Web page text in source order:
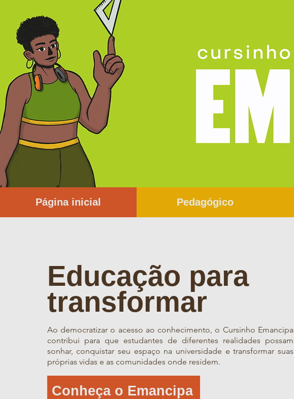
Página inicial Pedagógico
Educação para
transformar
Ao democratizar o acesso ao conhecimento, o Cursinho Emancipa
contribui para que estudantes de diferentes realidades possam
sonhar, conquistar seu espaço na universidade e transformar suas
próprias vidas e as comunidades onde residem.
Conheça o Emancipa